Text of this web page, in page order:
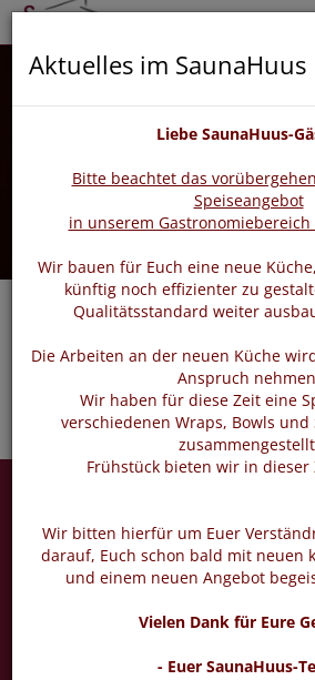
zurück
Fitness im Alltag
Mittwoch
02.06.2027
Aktuelles im SaunaHuus
Liebe SaunaHuus-
Bitte beachtet das
Speiseangebot
in unserem Gastronomiebereich
Wir bauen für Euch eine neue
künftig noch effizienter zu
Qualitätsstandard weiter
Die Arbeiten an der neuen Küche
Anspruch
Wir haben für diese Zeit eine
verschiedenen Wraps, Bowls
Frühstück bieten wir in dieser
Wir bitten hierfür um Euer
darauf, Euch schon bald mit neuen
und einem neuen Angebot
Vielen Dank für Eure
- Euer SaunaHuus-